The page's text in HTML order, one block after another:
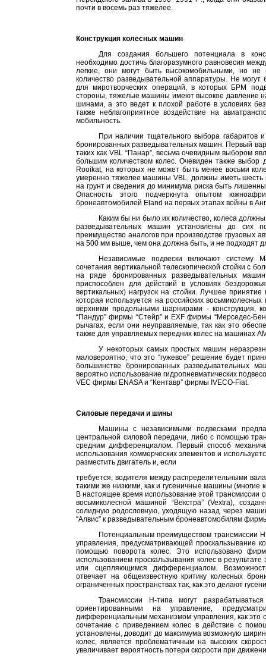
почти в восемь раз тяжелее.
Конструкция колесных машин
Для создания большего потенциала в
необходимо достичь благоразумного равновесия
легкие, они могут быть высокомобильными, но
количество разведывательной аппаратуры. Не
для миротворческих операций, в которых БРМ
стороны, тяжелые машины имеют высокое давление
шинами, а это ведет к плохой работе в условиях
также неблагоприятное воздействие на
мобильность.
При наличии тщательного выбора габаритов
бронированных разведывательных машин. Первый
таких как VBL “Панар”, весьма очевидным выбором
большим количеством колес. Очевиден также
Rooikat, на которых не может быть менее восьми
умеренно тяжелее машины VBL, должны иметь шесть
на грунт и сведения до минимума риска быть
Опасность этого подчеркнута опытом
бронеавтомобилей Eland на первых этапах войны в
Каким бы ни было их количество, колеса
разведывательных машин установлены до сих
преимущество аналогов при производстве грузовых
на 500 мм выше, чем она должна быть, и не подходят
Независимые подвески включают систему
сочетания вертикальной телескопической стойки с
на ряде бронированных разведывательных
приспособлен для действий в условиях
вертикальных) нагрузок на стойки. Лучшее
которая используется на российских
верхними продольными шарнирами - конструкция,
“Пандур” фирмы “Стейр” и ЕХF фирмы “Мерседес-
рычагах, если они неуправляемые, так как это
также для управляемых передних колес на машинах
У некоторых самых простых машин
маловероятно, что это “гужевое” решение будет
большинстве бронированных разведывательных
вероятно использование гидропневматических
VEC фирмы ENASA и “Кентавр” фирмы IVECO-Fiat.
Силовые передачи и шины
Машины с независимыми подвесками
центральной силовой передачи, либо с помощью
средним дифференциалом. Первый способ
использования коммерческих элементов и
разместить двигатель и, если
требуется, водителя между распределительными
такими же низкими, как и гусеничные машины
В настоящее время использование этой
восьмиколесной машиной “Векстра” (Vextra),
солидную родословную, уходящую назад через
“Алвис” к разведывательным бронеавтомобилям
Потенциальным преимуществом трансмиссии
управления, предусматривающей проскальзывание
помощью поворота колес. Это использовано
использованием проскальзывания колес в
или сцепляющимся дифференциалом.
отвечает на общеизвестную критику колесных
ограниченных пространствах так, как это делают
Трансмиссии Н-типа могут
ориентированными на управление,
дифференциальным механизмом управления, как
сочетание с приведением колес в действие с
установлены, доводит до максимума возможную
колес, является проблематичным на высоких
увеличивает вероятность потери скорости при